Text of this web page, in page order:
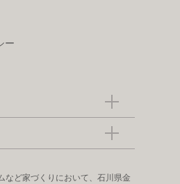
ー
など家づくりにおいて、石川県金